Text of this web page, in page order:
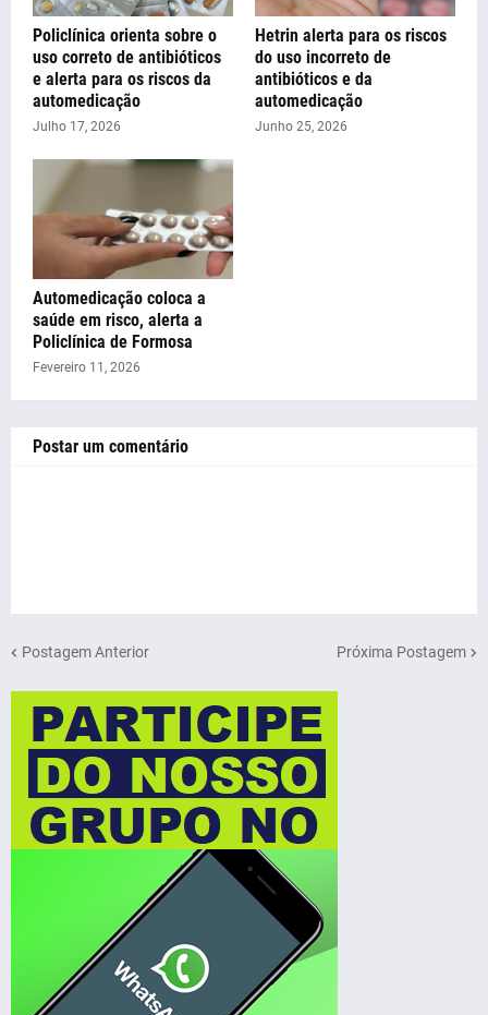
Policlínica orienta sobre o
uso correto de antibióticos
e alerta para os riscos da
automedicação
Julho 17, 2026
Hetrin alerta para os riscos
do uso incorreto de
antibióticos e da
automedicação
Junho 25, 2026
Automedicação coloca a
saúde em risco, alerta a
Policlínica de Formosa
Fevereiro 11, 2026
Postar um comentário
Postagem Anterior Próxima Postagem